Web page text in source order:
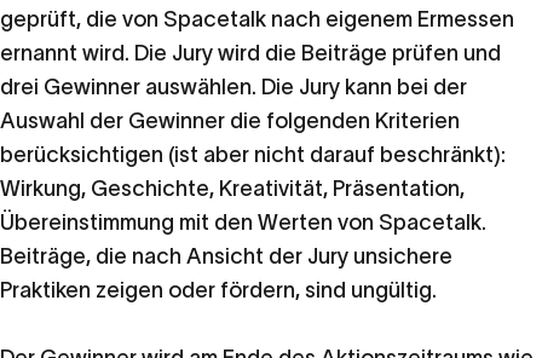
geprüft, die von Spacetalk nach eigenem Ermessen
ernannt wird. Die Jury wird die Beiträge prüfen und
drei Gewinner auswählen. Die Jury kann bei der
Auswahl der Gewinner die folgenden Kriterien
berücksichtigen (ist aber nicht darauf beschränkt):
Wirkung, Geschichte, Kreativität, Präsentation,
Übereinstimmung mit den Werten von Spacetalk.
Beiträge, die nach Ansicht der Jury unsichere
Praktiken zeigen oder fördern, sind ungültig.